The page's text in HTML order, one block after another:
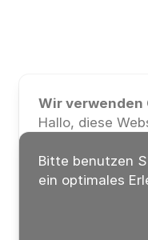
Wir verwenden
Hallo, diese
Cookies, um zu
Letztere werden
Bitte benutzen
ein optimales